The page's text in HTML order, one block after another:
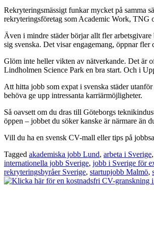
Rekryteringsmässigt funkar mycket på samma
rekryteringsföretag som Academic Work, TNG
Även i mindre städer börjar allt fler
sig svenska. Det visar engagemang, öppnar
Glöm inte heller vikten av nätverkande. Det är
Lindholmen Science Park en bra start. Och i
Att hitta jobb som expat i svenska städer
behöva ge upp intressanta karriärmöjligheter.
Så oavsett om du dras till Göteborgs
öppen – jobbet du söker kanske är närmare än
Vill du ha en svensk CV-mall eller tips på
Tagged akademiska jobb Lund, arbeta i Sverige,
internationella jobb Sverige, jobb i Sverige för
rekryteringsbyråer Sverige, startupjobb Malmö,